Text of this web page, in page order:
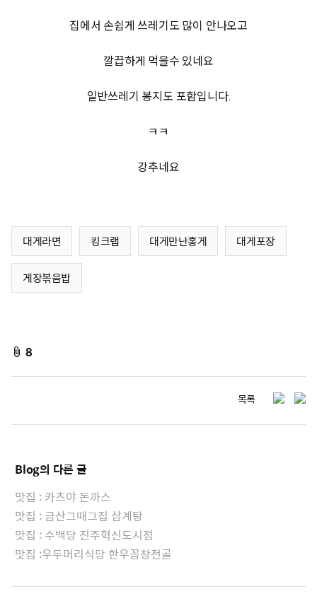
집에서 손쉽게 쓰레기도 많이 안나오고
깔끕하게 먹을수 있네요
일반쓰레기 봉지도 포함입니다.
ㅋㅋ
강추네요
대게라면 킹크랩 대게만난홍게 대게포장
게장볶음밥
f
A
t
a
c
h
e
L
8
목록
s
a
Blog의 다른 글
맛집 : 카츠야 돈까스
맛집 : 금산그때그집 삼계탕
맛집 : 수백당 진주혁신도시점
맛집 :우두머리식당 한우꼽창전골